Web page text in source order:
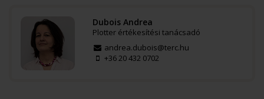
Dubois Andrea
Plotter értékesítési tanácsadó
andrea.dubois@terc.hu
+36 20 432 0702